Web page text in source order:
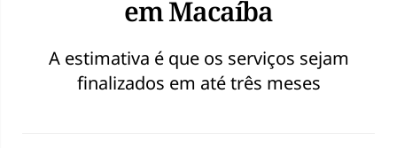
em Macaíba
A estimativa é que os serviços sejam
finalizados em até três meses